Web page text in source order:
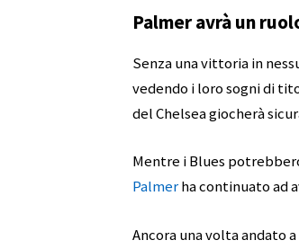
Palmer avrà un
Senza una vittoria in
vedendo i loro sogni di
del Chelsea giocherà
Mentre i Blues
Palmerha continuato ad
Ancora una volta andato